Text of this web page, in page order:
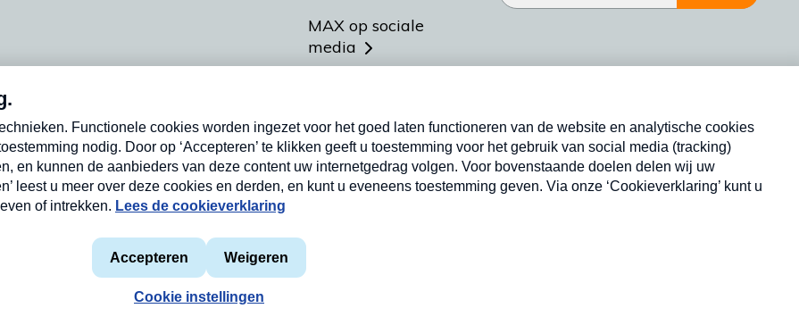
MAX op sociale
media
Meldpunt Actueel
Heel Holland Bakt
Privacyverklaring
Cookieverklaring
Nieuwsbrief
Neem hier een gratis abonnement op onze